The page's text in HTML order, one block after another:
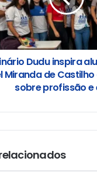
Dudu inspira
Miranda de
sobre profissão e